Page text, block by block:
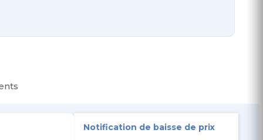
Notification de baisse de prix